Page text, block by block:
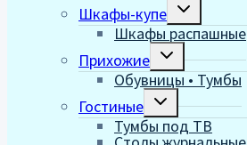
Шкафы-купе
Переключить
дочернее
меню
Шкафы распашные
Прихожие
Переключить
дочернее
меню
Обувницы • Тумбы
Гостиные
Переключить
дочернее
меню
Тумбы под ТВ